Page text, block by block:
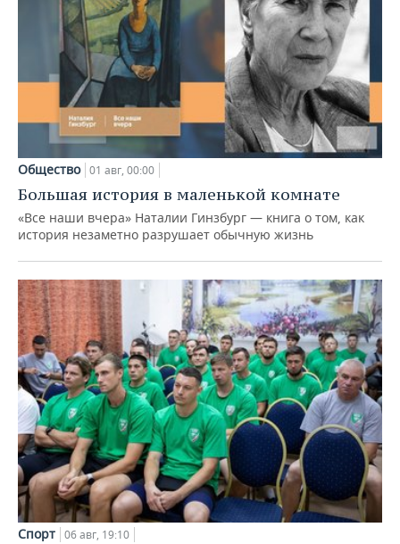
Общество 01 авг, 00:00
Большая история в маленькой комнате
«Все наши вчера» Наталии Гинзбург — книга о том, как
история незаметно разрушает обычную жизнь
Спорт 06 авг, 19:10